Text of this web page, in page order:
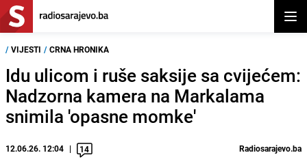
/ VIJESTI / CRNA HRONIKA
Idu ulicom i ruše saksije sa cvijećem:
Nadzorna kamera na Markalama
snimila 'opasne momke'
12.06.26. 12:04 14 Radiosarajevo.ba